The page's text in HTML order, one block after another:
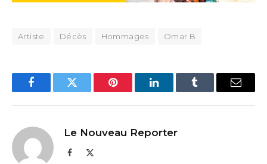
Artiste Décès Hommages Omar B
FacebookTwitter Pinterest LinkedInTumblr Email
Le Nouveau Reporter
Facebook